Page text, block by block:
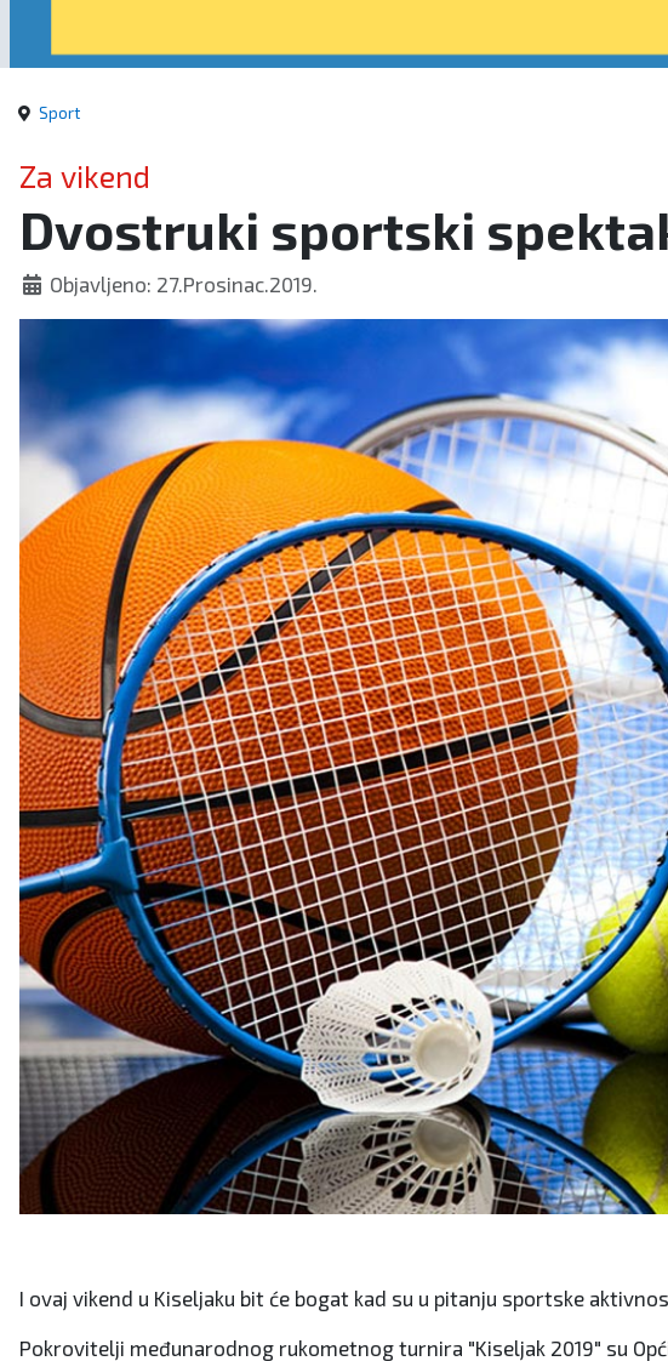
Sport
Za vikend
Dvostruki sportski
Objavljeno: 27.Prosinac.2019.
I ovaj vikend u Kiseljaku bit će bogat kad su u pitanju sportske
Pokrovitelji međunarodnog rukometnog turnira "Kiseljak 2019" su